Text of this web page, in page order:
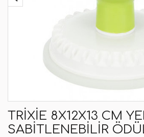
TRIXIE 8X12X13 CM
SABITLENEBILIR